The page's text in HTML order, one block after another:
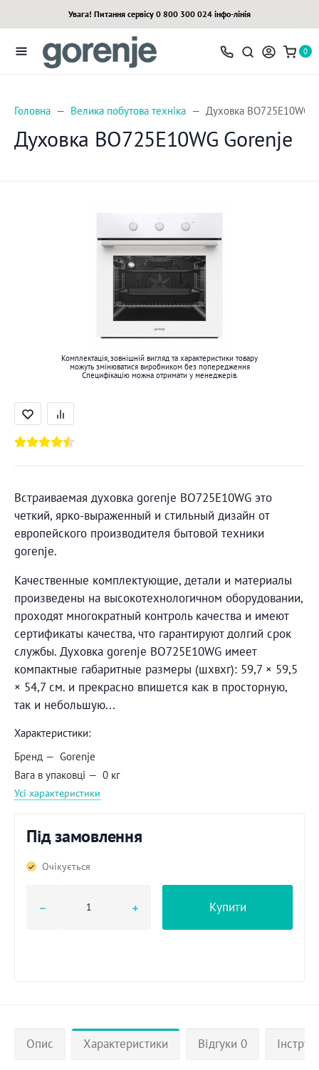
Увага! Питання сервісу 0 800 300 024 інфо-лінія
0
Головна Велика побутова техніка Духовка BO725E10WG
Духовка BO725E10WG Gorenje
Комплектація, зовнішній вигляд та характеристики товару
можуть змінюватися виробником без попередження
Специфікацію можна отримати у менеджерів.
Встраиваемая духовка gorenje BO725E10WG это
четкий, ярко-выраженный и стильный дизайн от
европейского производителя бытовой техники
gorenje.
Качественные комплектующие, детали и материалы
произведены на высокотехнологичном оборудовании,
проходят многократный контроль качества и имеют
сертификаты качества, что гарантируют долгий срок
службы. Духовка gorenje BO725E10WG имеет
компактные габаритные размеры (шхвхг): 59,7 × 59,5
× 54,7 см. и прекрасно впишется как в просторную,
так и небольшую...
Характеристики:
Бренд
Gorenje
Вага в упаковці
0 кг
Усі характеристики
Під замовлення
Очікується
Купити
Опис Характеристики Відгуки 0